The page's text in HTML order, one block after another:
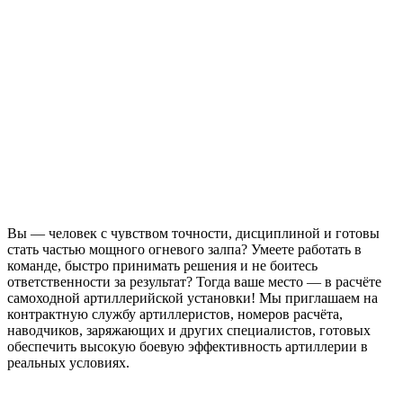
Вы — человек с чувством точности, дисциплиной и готовы
стать частью мощного огневого залпа? Умеете работать в
команде, быстро принимать решения и не боитесь
ответственности за результат? Тогда ваше место — в расчёте
самоходной артиллерийской установки! Мы приглашаем на
контрактную службу артиллеристов, номеров расчёта,
наводчиков, заряжающих и других специалистов, готовых
обеспечить высокую боевую эффективность артиллерии в
реальных условиях.